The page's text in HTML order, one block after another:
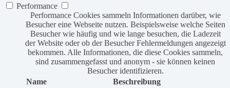
Performance
Performance Cookies sammeln Informationen darüber, wie
Besucher eine Webseite nutzen. Beispielsweise welche Seiten
Besucher wie häufig und wie lange besuchen, die Ladezeit
der Website oder ob der Besucher Fehlermeldungen angezeigt
bekommen. Alle Informationen, die diese Cookies sammeln,
sind zusammengefasst und anonym - sie können keinen
Besucher identifizieren.
Name
Beschreibung